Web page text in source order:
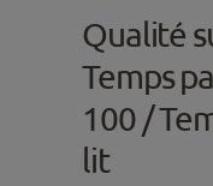
Qualité
Temps
100 /
lit